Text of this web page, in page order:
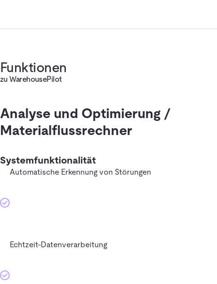
Funktionen
zu WarehousePilot
Analyse und Optimierung /
Materialflussrechner
Systemfunktionalität
Automatische Erkennung von Störungen
Echtzeit-Datenverarbeitung